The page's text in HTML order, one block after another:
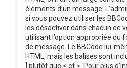
éléments d’un message.
si vous pouvez utiliser les
les désactiver dans chacun de
utilisant l’option appropriée du
de message. Le BBCode lui-
HTML, mais les balises sont
] plutôt que < et >. Pour plus